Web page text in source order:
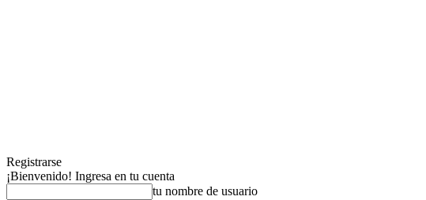
Registrarse
¡Bienvenido! Ingresa en tu cuenta
tu nombre de usuario